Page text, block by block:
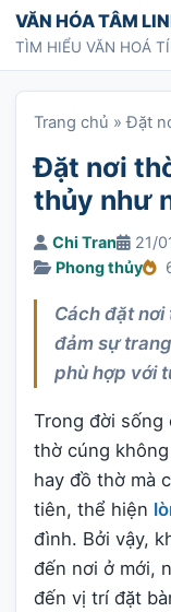
Chuyển tới nội dung
VĂN HÓA TÂM
TÌM HIỂU VĂN HOÁ
Trang chủ »Đặt
Đặt nơi
thủy như
Chi Tran 21/
Phong thủy
Cách đặt
đảm sự
phù hợp với
Trong đời sống
thờ cúng
hay đồ thờ mà
tiên, thể hiện
đình. Bởi vậy,
đến nơi ở mới,
đến vị trí đặt